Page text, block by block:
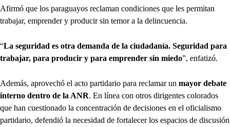
Afirmó que los paraguayos reclaman condiciones que les permitan
trabajar, emprender y producir sin temor a la delincuencia.
“La seguridad es otra demanda de la ciudadanía. Seguridad para
trabajar, para producir y para emprender sin miedo”, enfatizó.
Además, aprovechó el acto partidario para reclamar un mayor debate
interno dentro de la ANR. En línea con otros dirigentes colorados
que han cuestionado la concentración de decisiones en el oficialismo
partidario, defendió la necesidad de fortalecer los espacios de discusión